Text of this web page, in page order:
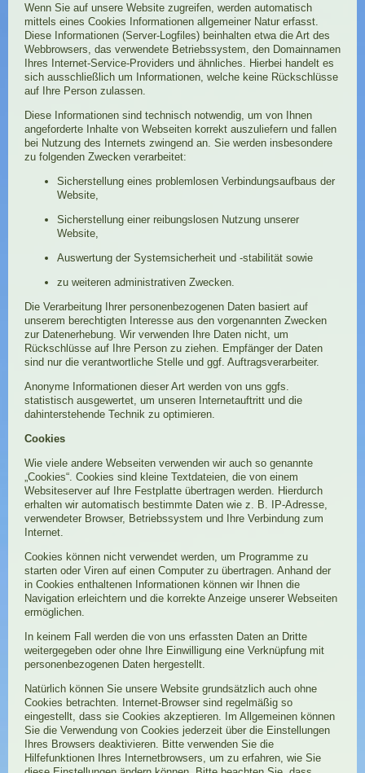
Wenn Sie auf unsere Website zugreifen, werden automatisch
mittels eines Cookies Informationen allgemeiner Natur erfasst.
Diese Informationen (Server-Logfiles) beinhalten etwa die Art des
Webbrowsers, das verwendete Betriebssystem, den Domainnamen
Ihres Internet-Service-Providers und ähnliches. Hierbei handelt es
sich ausschließlich um Informationen, welche keine Rückschlüsse
auf Ihre Person zulassen.
Diese Informationen sind technisch notwendig, um von Ihnen
angeforderte Inhalte von Webseiten korrekt auszuliefern und fallen
bei Nutzung des Internets zwingend an. Sie werden insbesondere
zu folgenden Zwecken verarbeitet:
Sicherstellung eines problemlosen Verbindungsaufbaus der
Website,
Sicherstellung einer reibungslosen Nutzung unserer
Website,
Auswertung der Systemsicherheit und -stabilität sowie
zu weiteren administrativen Zwecken.
Die Verarbeitung Ihrer personenbezogenen Daten basiert auf
unserem berechtigten Interesse aus den vorgenannten Zwecken
zur Datenerhebung. Wir verwenden Ihre Daten nicht, um
Rückschlüsse auf Ihre Person zu ziehen. Empfänger der Daten
sind nur die verantwortliche Stelle und ggf. Auftragsverarbeiter.
Anonyme Informationen dieser Art werden von uns ggfs.
statistisch ausgewertet, um unseren Internetauftritt und die
dahinterstehende Technik zu optimieren.
Cookies
Wie viele andere Webseiten verwenden wir auch so genannte
„Cookies“. Cookies sind kleine Textdateien, die von einem
Websiteserver auf Ihre Festplatte übertragen werden. Hierdurch
erhalten wir automatisch bestimmte Daten wie z. B. IP-Adresse,
verwendeter Browser, Betriebssystem und Ihre Verbindung zum
Internet.
Cookies können nicht verwendet werden, um Programme zu
starten oder Viren auf einen Computer zu übertragen. Anhand der
in Cookies enthaltenen Informationen können wir Ihnen die
Navigation erleichtern und die korrekte Anzeige unserer Webseiten
ermöglichen.
In keinem Fall werden die von uns erfassten Daten an Dritte
weitergegeben oder ohne Ihre Einwilligung eine Verknüpfung mit
personenbezogenen Daten hergestellt.
Natürlich können Sie unsere Website grundsätzlich auch ohne
Cookies betrachten. Internet-Browser sind regelmäßig so
eingestellt, dass sie Cookies akzeptieren. Im Allgemeinen können
Sie die Verwendung von Cookies jederzeit über die Einstellungen
Ihres Browsers deaktivieren. Bitte verwenden Sie die
Hilfefunktionen Ihres Internetbrowsers, um zu erfahren, wie Sie